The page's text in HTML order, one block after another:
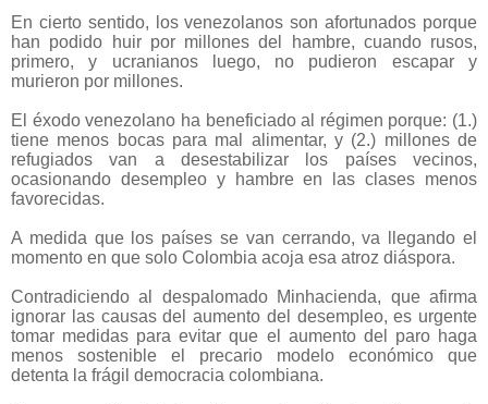
En cierto sentido, los venezolanos son afortunados porque
han podido huir por millones del hambre, cuando rusos,
primero, y ucranianos luego, no pudieron escapar y
murieron por millones.
El éxodo venezolano ha beneficiado al régimen porque: (1.)
tiene menos bocas para mal alimentar, y (2.) millones de
refugiados van a desestabilizar los países vecinos,
ocasionando desempleo y hambre en las clases menos
favorecidas.
A medida que los países se van cerrando, va llegando el
momento en que solo Colombia acoja esa atroz diáspora.
Contradiciendo al despalomado Minhacienda, que afirma
ignorar las causas del aumento del desempleo, es urgente
tomar medidas para evitar que el aumento del paro haga
menos sostenible el precario modelo económico que
detenta la frágil democracia colombiana.